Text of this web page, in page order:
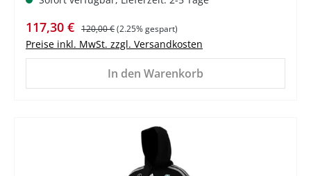
Verkaufspreis:
117,30 € Regulärer Preis:
120,00 €(2.25% gespart)
Preise inkl. MwSt. zzgl. Versandkosten
In den Warenkorb